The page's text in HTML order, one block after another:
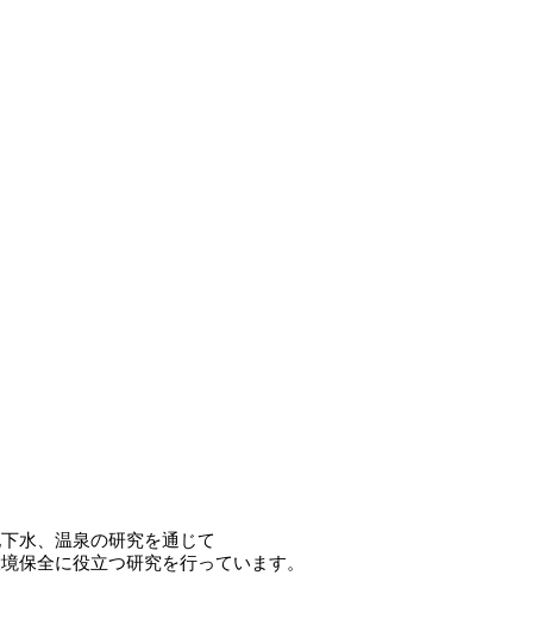
水、温泉の研究を通じて
保全に役立つ研究を行っています。